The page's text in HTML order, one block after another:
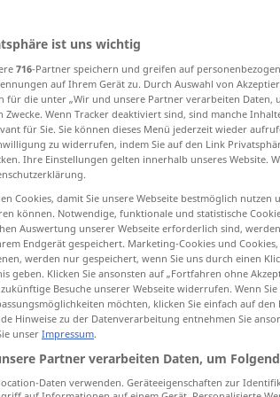
driven → siehe „drive“
hineingetrieben, hineingebohrt
ist uns wichtig
716-Partner speichern und greifen auf
auf Ihrem Gerät zu. Durch Auswahl von
für die unter „Wir und unsere Partner verarbeiten Daten,
Wenn Tracker deaktiviert sind, sind manche
für Sie. Sie können dieses Menü jederzeit wieder
zu widerrufen, indem Sie auf den Link
Ihre Einstellungen gelten innerhalb unseres Website.
Cookies, damit Sie unsere Webseite bestmöglich nutzen
können. Notwendige, funktionale und statistische
Auswertung unserer Webseite erforderlich sind,
Endgerät gespeichert. Marketing-Cookies und
werden nur gespeichert, wenn Sie uns durch einen
geben. Klicken Sie ansonsten auf „Fortfahren ohne
Besuche unserer Webseite widerrufen. Wenn
möchten, klicken Sie einfach auf
Hinweise zu der Datenverarbeitung entnehmen Sie
unser Impressum.
Partner verarbeiten Daten, um
Daten verwenden. Geräteeigenschaften zur